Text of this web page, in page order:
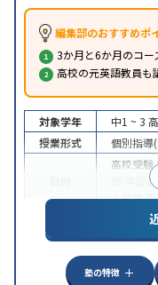
編集部のおすすめポ
3か月と6か月のコー
高校の元英語教員も
対象学年 中1 ~ 3
授業形式
個別指導
高校受験
学習
ト対策
特徴
中高一
学習
科目から
塾の特徴